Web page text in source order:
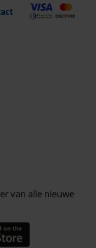
van alle nieuwe